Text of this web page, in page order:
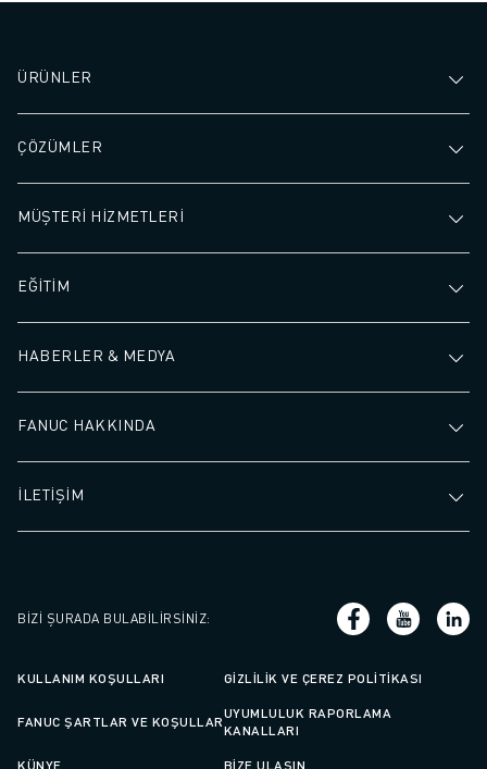
ÜRÜNLER
ÇÖZÜMLER
MÜŞTERİ HİZMETLERİ
EĞİTİM
HABERLER & MEDYA
FANUC HAKKINDA
İLETİŞİM
BIZI ŞURADA BULABILIRSINIZ:
KULLANIM KOŞULLARI GIZLILIK VE ÇEREZ POLITIKASI
FANUC ŞARTLAR VE KOŞULLAR
UYUMLULUK RAPORLAMA
KANALLARI
KÜNYE BIZE ULAŞIN